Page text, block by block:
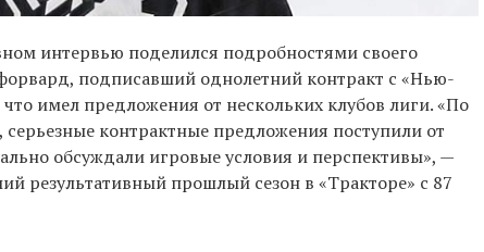
интервью поделился подробностями своего
подписавший однолетний контракт с «Нью-
имел предложения от нескольких клубов лиги. «По
контрактные предложения поступили от
обсуждали игровые условия и перспективы», —
результативный прошлый сезон в «Тракторе» с 87